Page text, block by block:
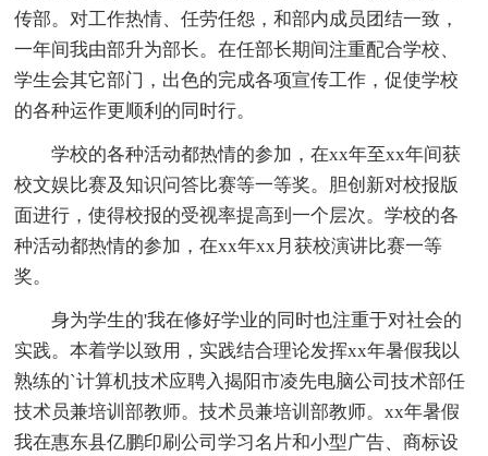
传部。对工作热情、任劳任怨，和部内成员团结一致，
一年间我由部升为部长。在任部长期间注重配合学校、
学生会其它部门，出色的完成各项宣传工作，促使学校
的各种运作更顺利的同时行。
学校的各种活动都热情的参加，在xx年至xx年间获
校文娱比赛及知识问答比赛等一等奖。胆创新对校报版
面进行，使得校报的受视率提高到一个层次。学校的各
种活动都热情的参加，在xx年xx月获校演讲比赛一等
奖。
身为学生的'我在修好学业的同时也注重于对社会的
实践。本着学以致用，实践结合理论发挥xx年暑假我以
熟练的`计算机技术应聘入揭阳市凌先电脑公司技术部任
技术员兼培训部教师。技术员兼培训部教师。xx年暑假
我在惠东县亿鹏印刷公司学习名片和小型广告、商标设